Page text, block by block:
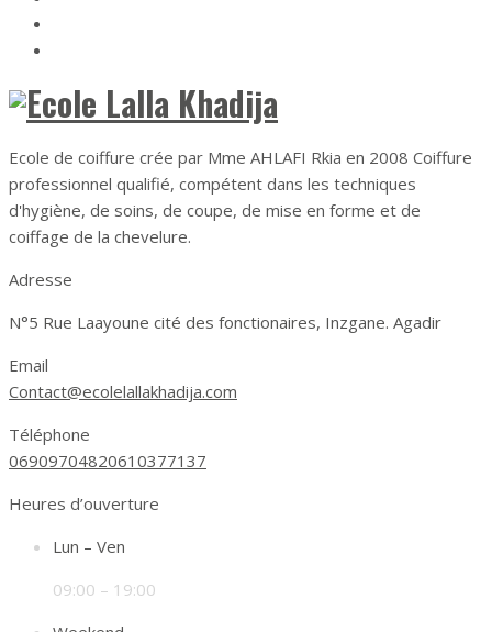
Ecole de coiffure crée par Mme AHLAFI Rkia en 2008 Coiffure
professionnel qualifié, compétent dans les techniques
d'hygiène, de soins, de coupe, de mise en forme et de
coiffage de la chevelure.
Adresse
N°5 Rue Laayoune cité des fonctionaires, Inzgane. Agadir
Email
Contact@ecolelallakhadija.com
Téléphone
06909704820610377137
Heures d’ouverture
Lun – Ven
09:00 – 19:00